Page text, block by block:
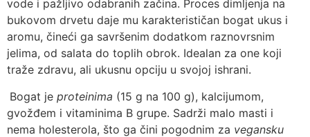
vode i pažljivo odabranih začina. Proces dimljenja na
bukovom drvetu daje mu karakterističan bogat ukus i
aromu, čineći ga savršenim dodatkom raznovrsnim
jelima, od salata do toplih obrok. Idealan za one koji
traže zdravu, ali ukusnu opciju u svojoj ishrani.
Bogat je proteinima (15 g na 100 g), kalcijumom,
gvožđem i vitaminima B grupe. Sadrži malo masti i
nema holesterola, što ga čini pogodnim za vegansku